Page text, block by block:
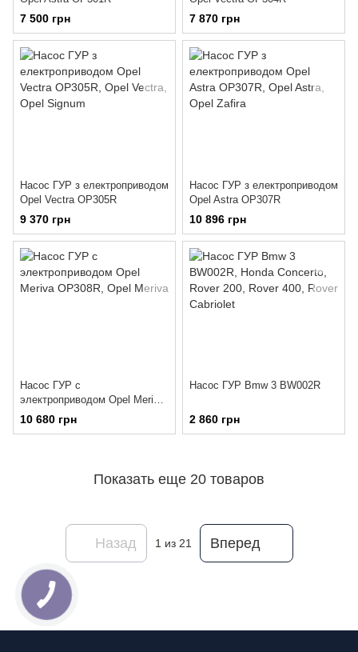
7 500 грн 7 870 грн
Насос ГУР з електроприводом
Opel Vectra OP305R
9 370 грн
Насос ГУР з електроприводом
Opel Astra OP307R
10 896 грн
Насос ГУР с
электроприводом Opel Meriva
OP308R
10 680 грн
Насос ГУР Bmw 3 BW002R
2 860 грн
Показать еще 20 товаров
Назад 1 из 21 Вперед